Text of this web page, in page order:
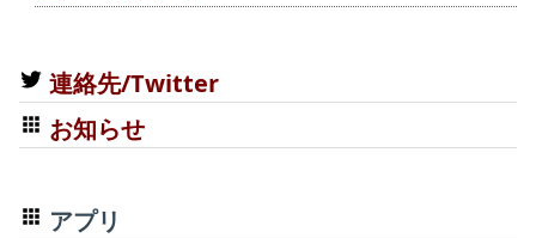
連絡先/Twitter
お知らせ
アプリ